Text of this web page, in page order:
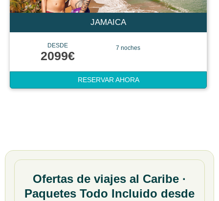
JAMAICA
DESDE
2099€
7 noches
RESERVAR AHORA
Ofertas de viajes al Caribe ·
Paquetes Todo Incluido desde